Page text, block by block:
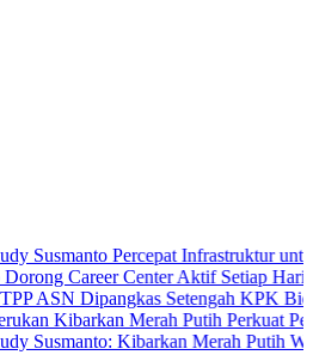
Percepat Infrastruktur untuk
Center Aktif Setiap Hari Perluas
Dipangkas Setengah KPK Bidik
Merah Putih Perkuat Persatuan
Kibarkan Merah Putih Wujud